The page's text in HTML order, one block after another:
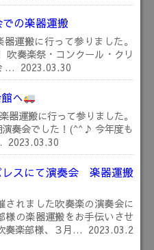
の楽器運搬
運搬に行って参りました。
吹奏楽祭・コンクール・クリ
… 2023.03.30
へ
器運搬に行って参りました。
奏会でした！(^^♪ 今年度も
2023.03.30
レスにて演奏会 楽器運搬
されました吹奏楽の演奏会に
様の楽器運搬をお手伝いさせ
奏楽部様、３月… 2023.03.2